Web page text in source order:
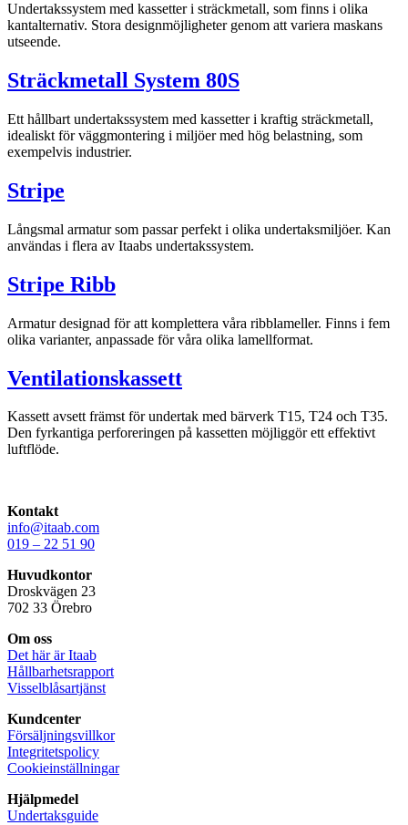
Undertakssystem med kassetter i sträckmetall, som finns i olika
kantalternativ. Stora designmöjligheter genom att variera maskans
utseende.
Sträckmetall System 80S
Ett hållbart undertakssystem med kassetter i kraftig sträckmetall,
idealiskt för väggmontering i miljöer med hög belastning, som
exempelvis industrier.
Stripe
Långsmal armatur som passar perfekt i olika undertaksmiljöer. Kan
användas i flera av Itaabs undertakssystem.
Stripe Ribb
Armatur designad för att komplettera våra ribblameller. Finns i fem
olika varianter, anpassade för våra olika lamellformat.
Ventilationskassett
Kassett avsett främst för undertak med bärverk T15, T24 och T35.
Den fyrkantiga perforeringen på kassetten möjliggör ett effektivt
luftflöde.
Kontakt
info@itaab.com
019 – 22 51 90
Huvudkontor
Droskvägen 23
702 33 Örebro
Om oss
Det här är Itaab
Hållbarhetsrapport
Visselblåsartjänst
Kundcenter
Försäljningsvillkor
Integritetspolicy
Cookieinställningar
Hjälpmedel
Undertaksguide